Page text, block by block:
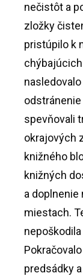
nečistôt a
zložky
pristúpilo k
spevňovali
okrajových
knižného
knižných
a
miestach.
predsádky